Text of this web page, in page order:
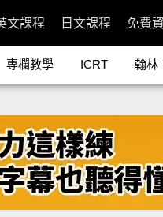
文課程 日文課程 免費
專欄教學 ICRT 翰林